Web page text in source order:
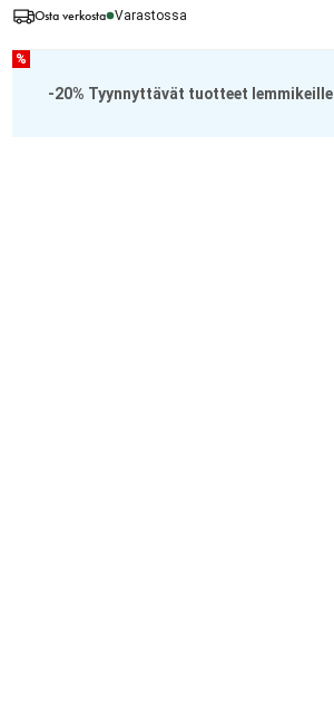
Osta verkosta Varastossa
%
-20% Tyynnyttävät tuotteet lemmikeille